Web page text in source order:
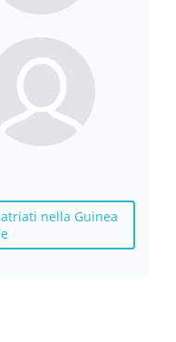
nella Guinea